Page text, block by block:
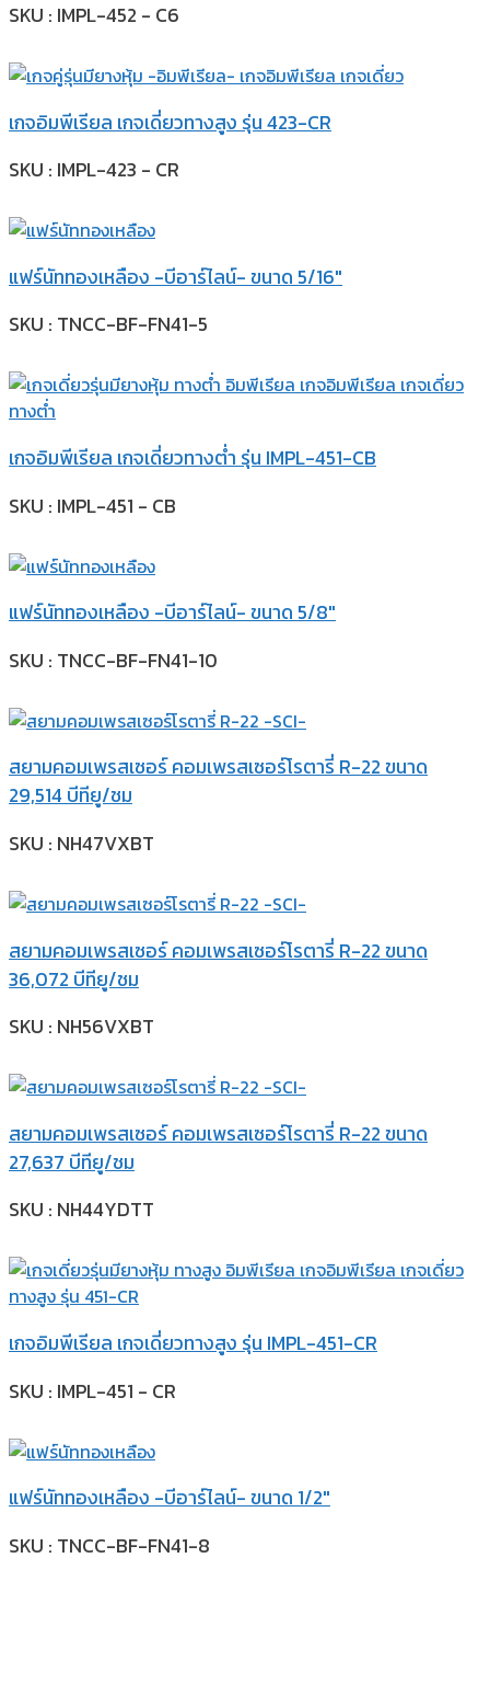
SKU : IMPL-452 - C6
เกจอิมพีเรียล เกจเดี่ยวทางสูง รุ่น 423-CR
SKU : IMPL-423 - CR
แฟร์นัททองเหลือง -บีอาร์ไลน์- ขนาด 5/16″
SKU : TNCC-BF-FN41-5
เกจอิมพีเรียล เกจเดี่ยวทางต่ำ รุ่น IMPL-451-CB
SKU : IMPL-451 - CB
แฟร์นัททองเหลือง -บีอาร์ไลน์- ขนาด 5/8″
SKU : TNCC-BF-FN41-10
สยามคอมเพรสเซอร์ คอมเพรสเซอร์โรตารี่ R-22 ขนาด
29,514 บีทียู/ชม
SKU : NH47VXBT
สยามคอมเพรสเซอร์ คอมเพรสเซอร์โรตารี่ R-22 ขนาด
36,072 บีทียู/ชม
SKU : NH56VXBT
สยามคอมเพรสเซอร์ คอมเพรสเซอร์โรตารี่ R-22 ขนาด
27,637 บีทียู/ชม
SKU : NH44YDTT
เกจอิมพีเรียล เกจเดี่ยวทางสูง รุ่น IMPL-451-CR
SKU : IMPL-451 - CR
แฟร์นัททองเหลือง -บีอาร์ไลน์- ขนาด 1/2″
SKU : TNCC-BF-FN41-8